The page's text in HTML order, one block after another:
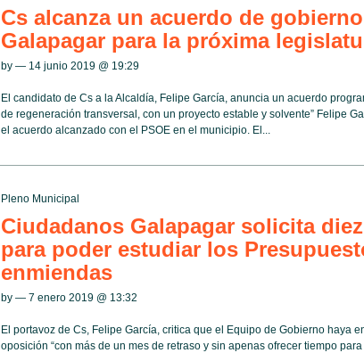
Cs alcanza un acuerdo de
Galapagar para la próxima
by — 14 junio 2019 @ 19:29
El candidato de Cs a la Alcaldía, Felipe García, anuncia un acuerdo
de regeneración transversal, con un proyecto estable y solvente” Felipe
el acuerdo alcanzado con el PSOE en el municipio. El...
Pleno Municipal
Ciudadanos Galapagar solicita
para poder estudiar los
enmiendas
by — 7 enero 2019 @ 13:32
El portavoz de Cs, Felipe García, critica que el Equipo de Gobierno haya
oposición “con más de un mes de retraso y sin apenas ofrecer tiempo